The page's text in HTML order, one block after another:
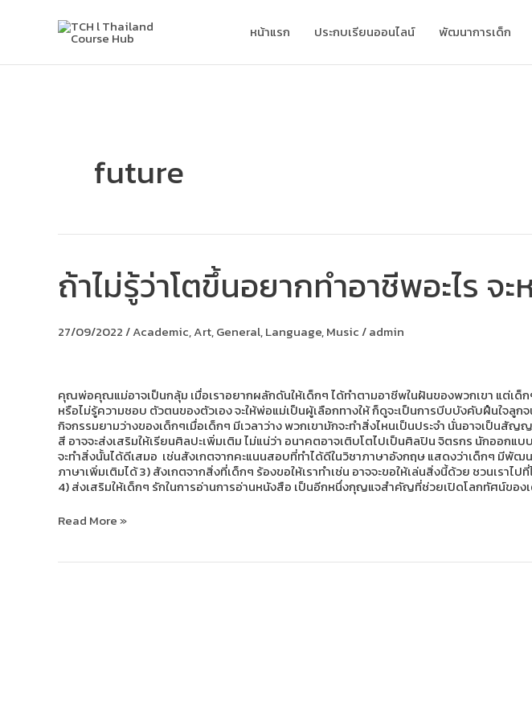
หน้าแรก ประกบเรียนออนไลน์ พัฒนาการเด็ก
future
ถ้าไม่รู้ว่าโตขึ้นอยากทำอาชีพอะไร จ
27/09/2022/Academic,Art,General,Language,Music/admin
คุณพ่อคุณแม่อาจเป็นกลุ้ม เมื่อเราอยากผลักดันให้เด็กๆ ได้ทำตามอาชีพในฝันของพวกเขา แต่เด็
หรือไม่รู้ความชอบ ตัวตนของตัวเอง จะให้พ่อแม่เป็นผู้เลือกทางให้ ก็ดูจะเป็นการบีบบังคับฝืนใจลูก
กิจกรรมยามว่างของเด็กๆเมื่อเด็กๆ มีเวลาว่าง พวกเขามักจะทำสิ่งไหนเป็นประจำ นั่นอาจเป็
สี อาจจะส่งเสริมให้เรียนศิลปะเพิ่มเติม ไม่แน่ว่า อนาคตอาจเติบโตไปเป็นศิลปิน จิตรกร นักออก
จะทำสิ่งนั้นได้ดีเสมอ เช่นสังเกตจากคะแนนสอบที่ทำได้ดีในวิชาภาษาอังกฤษ แสดงว่าเด็กๆ มีพั
ภาษาเพิ่มเติมได้ 3) สังเกตจากสิ่งที่เด็กๆ ร้องขอให้เราทำเช่น อาจจะขอให้เล่นสิ่งนี้ด้วย ชวนเร
4) ส่งเสริมให้เด็กๆ รักในการอ่านการอ่านหนังสือ เป็นอีกหนึ่งกุญแจสำคัญที่ช่วยเปิดโลกทัศน์ของ
ถ้า
ไม่รู้
ว่า
ขึ้น
อะไร
จะ
หา
ตัว
ตน
ของ
ตัว
เจอ
ได้
ไง
Read More »